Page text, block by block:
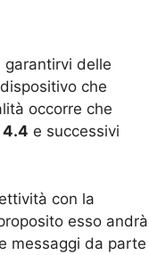
garantirvi delle
che
occorre che
4.4 e successivi
con la
esso andrà
messaggi da parte